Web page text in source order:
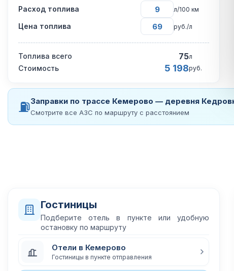
Расход топлива л/100 км
Цена топлива руб./л
Топлива всего 75л
Стоимость 5 198руб.
⛽Заправки по трассе Кемерово — деревня
Смотрите все АЗС по маршруту с расстоянием
Гостиницы
Подберите отель в пункте или удобную
остановку по маршруту
Отели в Кемерово
Гостиницы в пункте отправления